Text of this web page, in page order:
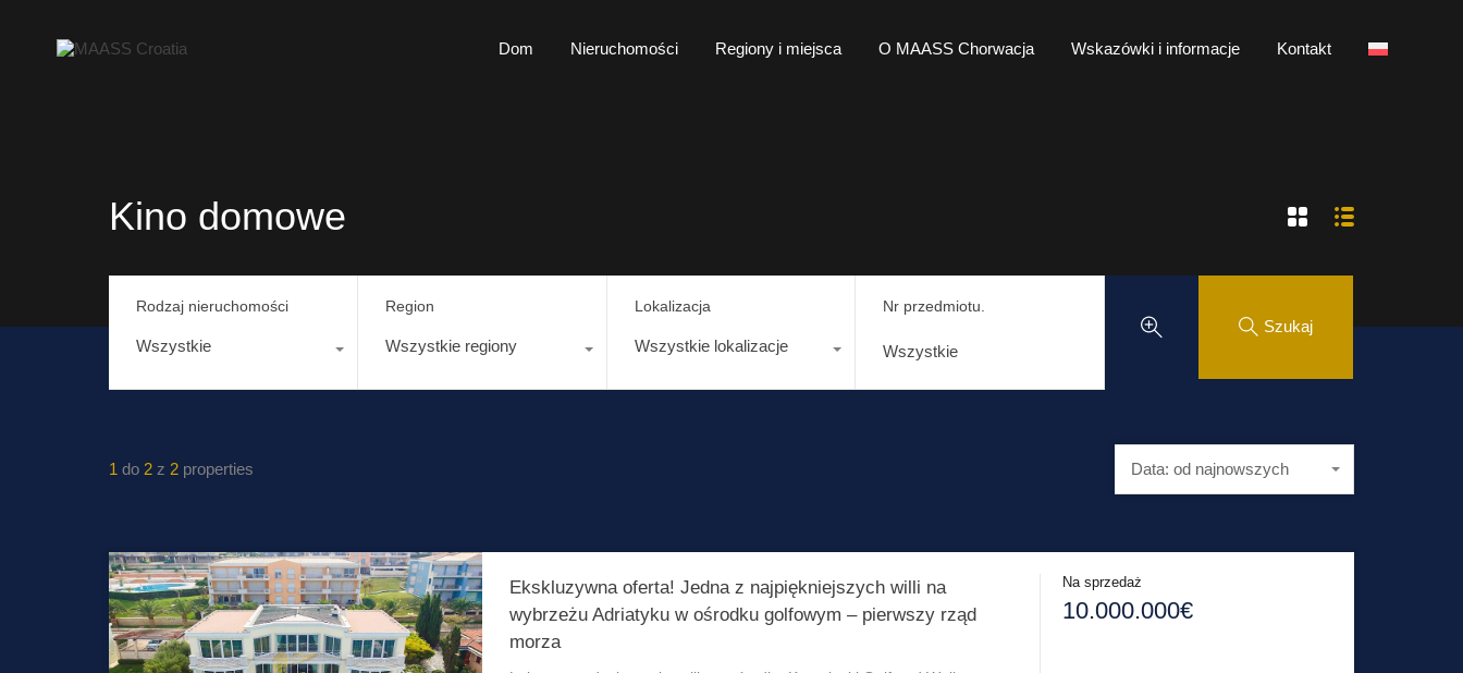
Nieruchomości Regiony i miejsca O MAASS Chorwacja Wskazówki i informacje Kontakt
Dom Nieruchomości Regiony i miejsca O MAASS Chorwacja Wskazówki i informacje Kontakt
Kino domowe
Rodzaj nieruchomości
Wszystkie
Region
Wszystkie regiony
Lokalizacja
Wszystkie lokalizacje
Nr przedmiotu.
Szukaj
1 do 2 z 2 properties Data: od najnowszych
Ekskluzywna oferta! Jedna z najpiękniejszych willi na
wybrzeżu Adriatyku w ośrodku golfowym – pierwszy rząd
morza
Na sprzedaż
10.000.000€